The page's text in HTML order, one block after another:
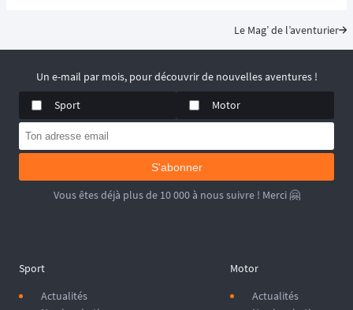
Le Mag’ de l’aventurier
Un e-mail par mois, pour découvrir de nouvelles aventures !
Sport
Motor
S'abonner
Vous êtes déjà plus de 10 000 à nous suivre ! Merci 🤗
Sport
Actualités
Motor
Actualités